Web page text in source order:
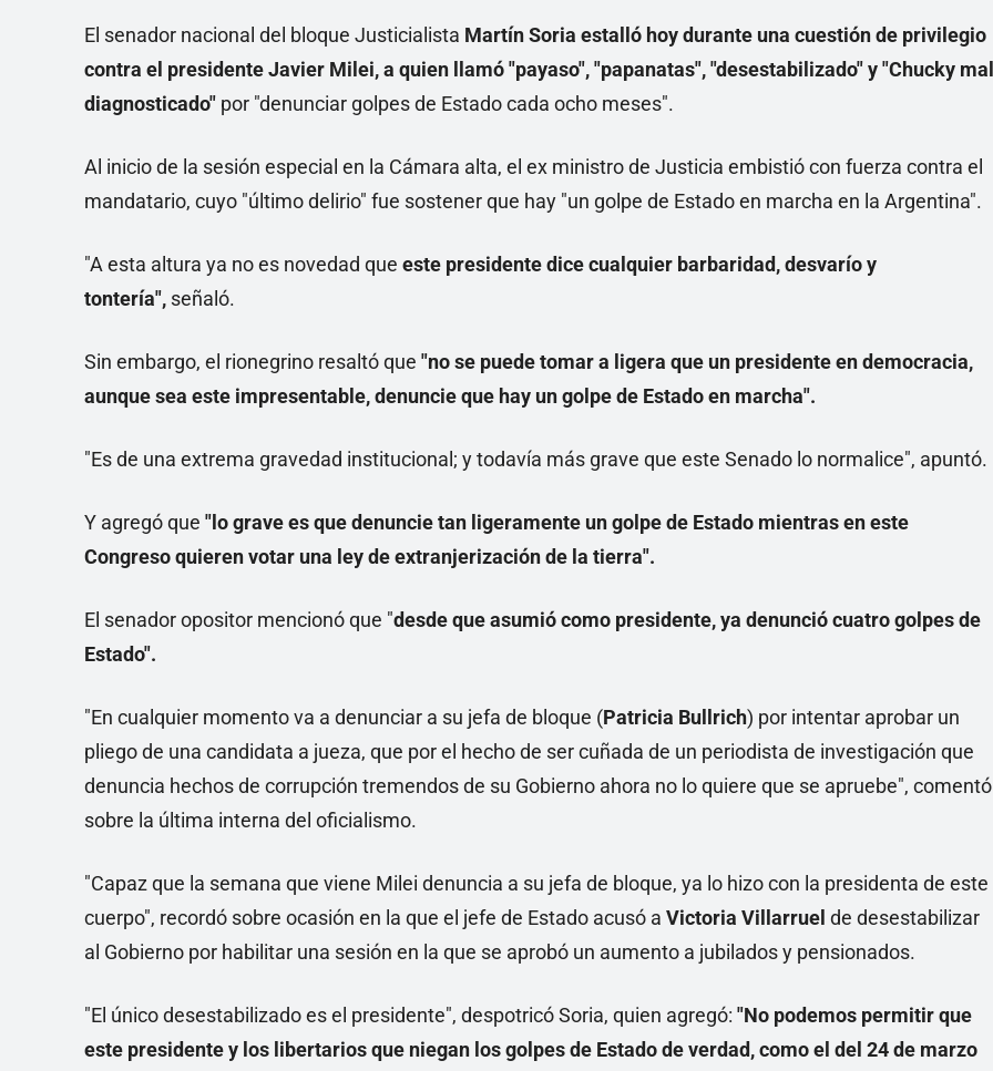
El senador nacional del bloque Justicialista Martín Soria estalló hoy durante una cuestión de privilegio
contra el presidente Javier Milei, a quien llamó "payaso", "papanatas", "desestabilizado" y "Chucky mal
diagnosticado" por "denunciar golpes de Estado cada ocho meses".
Al inicio de la sesión especial en la Cámara alta, el ex ministro de Justicia embistió con fuerza contra el
mandatario, cuyo "último delirio" fue sostener que hay "un golpe de Estado en marcha en la Argentina".
"A esta altura ya no es novedad que este presidente dice cualquier barbaridad, desvarío y
tontería", señaló.
Sin embargo, el rionegrino resaltó que "no se puede tomar a ligera que un presidente en democracia,
aunque sea este impresentable, denuncie que hay un golpe de Estado en marcha".
"Es de una extrema gravedad institucional; y todavía más grave que este Senado lo normalice", apuntó.
Y agregó que "lo grave es que denuncie tan ligeramente un golpe de Estado mientras en este
Congreso quieren votar una ley de extranjerización de la tierra".
El senador opositor mencionó que "desde que asumió como presidente, ya denunció cuatro golpes de
Estado".
"En cualquier momento va a denunciar a su jefa de bloque (Patricia Bullrich) por intentar aprobar un
pliego de una candidata a jueza, que por el hecho de ser cuñada de un periodista de investigación que
denuncia hechos de corrupción tremendos de su Gobierno ahora no lo quiere que se apruebe", comentó
sobre la última interna del oficialismo.
"Capaz que la semana que viene Milei denuncia a su jefa de bloque, ya lo hizo con la presidenta de este
cuerpo", recordó sobre ocasión en la que el jefe de Estado acusó a Victoria Villarruel de desestabilizar
al Gobierno por habilitar una sesión en la que se aprobó un aumento a jubilados y pensionados.
"El único desestabilizado es el presidente", despotricó Soria, quien agregó: "No podemos permitir que
este presidente y los libertarios que niegan los golpes de Estado de verdad, como el del 24 de marzo